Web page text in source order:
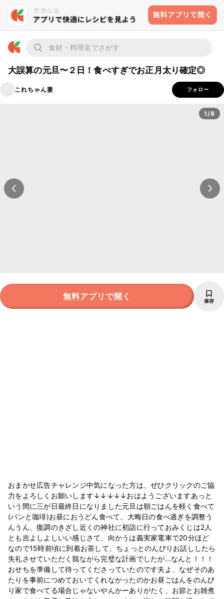
大誤算の元旦〜２日！食べすぎでお正月太り確定◎
これちゃん妻 フォロー
1/8
無料アプリで開く 保存
おまかせ広告チャレンジ中気になった方は、ぜひクリックのご協
力をよろしくお願いします↓↓↓↓↓おはようございますあっと
いう間に三が日最終日になりました元旦は朝ごはんを軽く食べて
(パンと珈琲)お昼におうどん食べて、大晦日の食べ過ぎを調整う
んうん、復調のきざし近くの神社に初詣に行っておみくじは2人
とも吉よしよしいい感じさて、向かうは義実家電車で20分ほど
なので15時前頃に到着お茶して、ちょっとのんびりお話ししたら
失礼させていただく我ながら完璧な計画でしたが…なんと！！！
おせちを準備して待ってくださっていたのです夫よ、なぜそのあ
たりを事前につめておいてくれなかったのかお昼ごはんをのんび
り家で食べてる場合じゃないやんかーありがたく、お節とお雑煮